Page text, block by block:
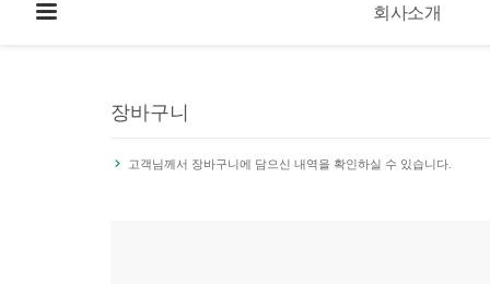
회사소개
장바구니
고객님께서 장바구니에 담으신 내역을 확인하실 수 있습니다.